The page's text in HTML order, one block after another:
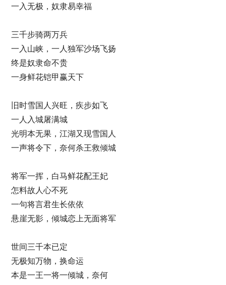
一入无极，奴隶易幸福
三千步骑两万兵
一入山峡，一人独军沙场飞扬
终是奴隶命不贵
一身鲜花铠甲赢天下
旧时雪国人兴旺，疾步如飞
一人入城屠满城
光明本无果，江湖又现雪国人
一声将令下，奈何杀王救倾城
将军一挥，白马鲜花配王妃
怎料故人心不死
一句将言君生长依依
悬崖无影，倾城恋上无面将军
世间三千本已定
无极知万物，换命运
本是一王一将一倾城，奈何